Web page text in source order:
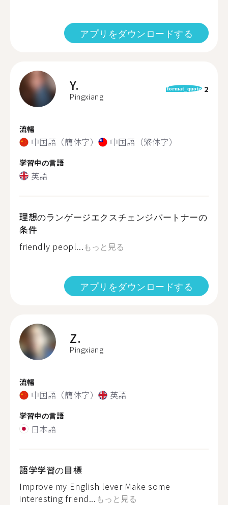
アプリをダウンロードする
Y.
Pingxiang
format_quote 2
流暢
中国語（簡体字） 中国語（繁体字）
学習中の言語
英語
理想のランゲージエクスチェンジパートナーの
条件
friendly peopl...もっと見る
アプリをダウンロードする
Z.
Pingxiang
流暢
中国語（簡体字） 英語
学習中の言語
日本語
語学学習の目標
Improve my English lever Make some
interesting friend... もっと見る